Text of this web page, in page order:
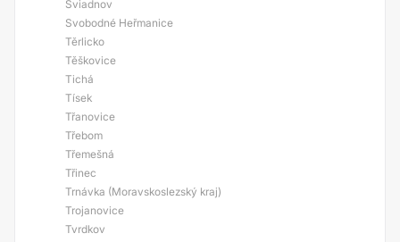
Sviadnov
Svobodné Heřmanice
Těrlicko
Těškovice
Tichá
Tísek
Třanovice
Třebom
Třemešná
Třinec
Trnávka (Moravskoslezský kraj)
Trojanovice
Tvrdkov